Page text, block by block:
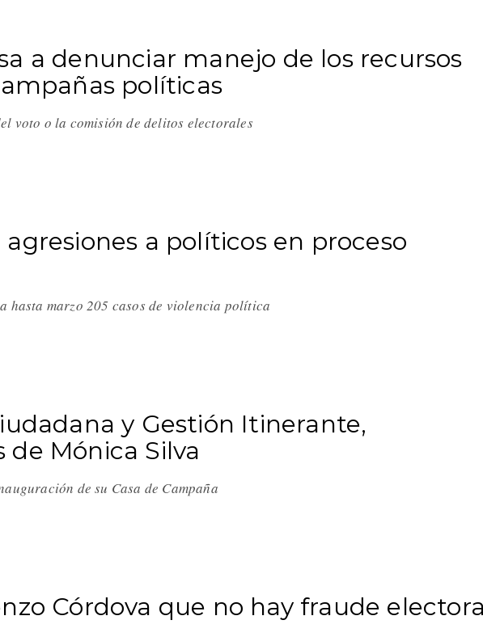
a denunciar manejo de los recursos
políticas
voto o la comisión de delitos electorales
a políticos en proceso
hasta marzo 205 casos de violencia política
y Gestión Itinerante,
Mónica Silva
de su Casa de Campaña
Córdova que no hay fraude